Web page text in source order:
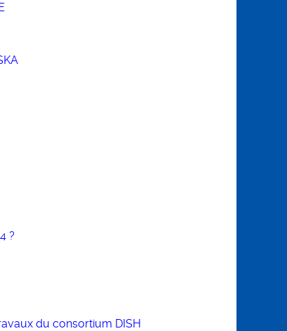
?
du consortium DISH